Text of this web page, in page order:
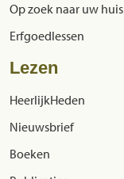
Op zoek naar uw huis
Erfgoedlessen
Lezen
HeerlijkHeden
Nieuwsbrief
Boeken